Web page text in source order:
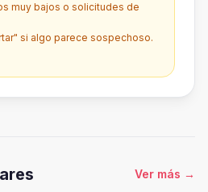
muy bajos o solicitudes de
si algo parece sospechoso.
Ver más →